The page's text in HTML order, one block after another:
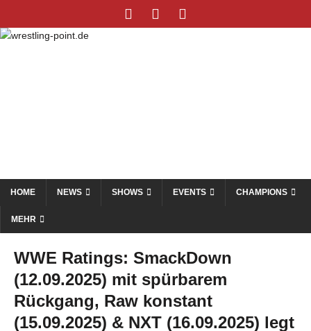
HOME NEWS SHOWS EVENTS CHAMPIONS
MEHR
WWE Ratings: SmackDown
(12.09.2025) mit spürbarem
Rückgang, Raw konstant
(15.09.2025) & NXT (16.09.2025) legt